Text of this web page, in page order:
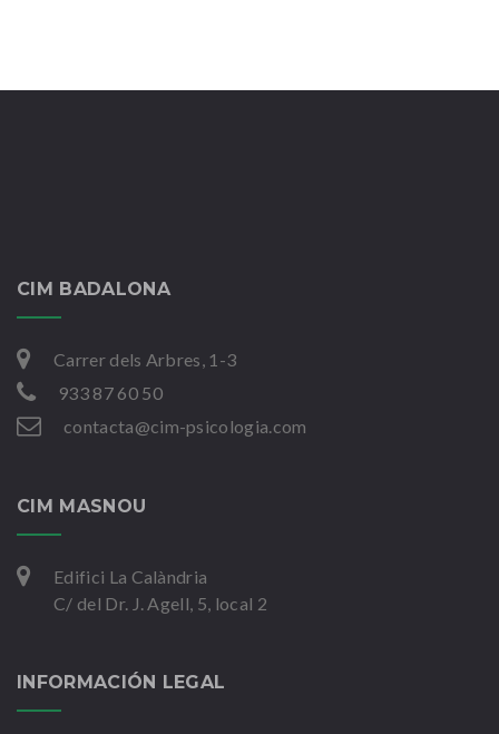
CIM BADALONA
Carrer dels Arbres, 1-3
933 87 60 50
contacta@cim-psicologia.com
CIM MASNOU
Edifici La Calàndria
C/ del Dr. J. Agell, 5, local 2
INFORMACIÓN LEGAL